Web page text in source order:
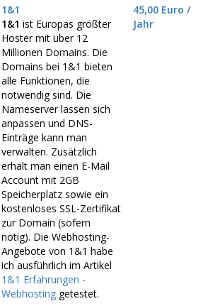
1&1
1&1 ist Europas größter
Hoster mit über 12
Millionen Domains. Die
Domains bei 1&1 bieten
alle Funktionen, die
notwendig sind. Die
Nameserver lassen sich
anpassen und DNS-
Einträge kann man
verwalten. Zusätzlich
erhält man einen E-Mail
Account mit 2GB
Speicherplatz sowie ein
kostenloses SSL-Zertifikat
zur Domain (sofern
nötig). Die Webhosting-
Angebote von 1&1 habe
ich ausführlich im Artikel
1&1 Erfahrungen -
Webhosting getestet.
45,00 Euro /
Jahr